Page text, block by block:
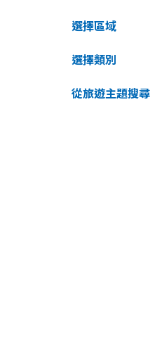
選擇區域
選擇類別
從旅遊主題搜尋